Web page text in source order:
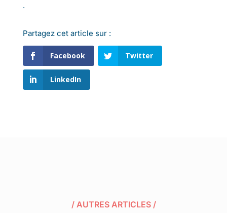
.
Partagez cet article sur :
Facebook Twitter
LinkedIn
/ AUTRES ARTICLES /